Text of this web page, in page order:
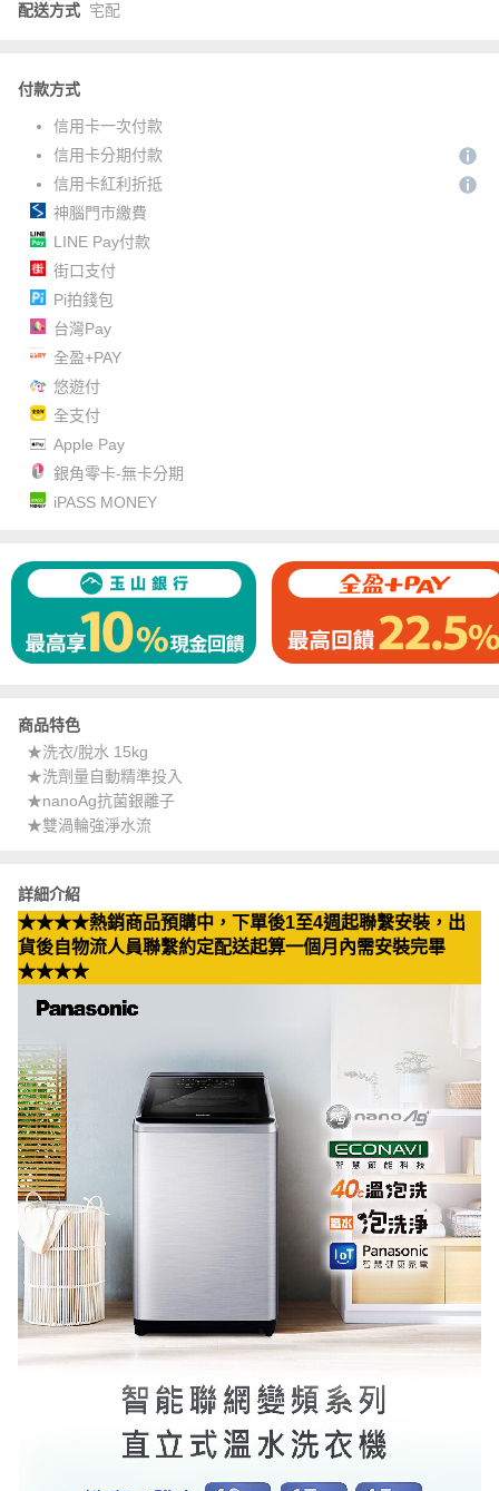
配送方式 宅配
付款方式
信用卡一次付款
信用卡分期付款
信用卡紅利折抵
神腦門市繳費
LINE Pay付款
街口支付
Pi拍錢包
台灣Pay
全盈+PAY
悠遊付
全支付
Apple Pay
銀角零卡-無卡分期
iPASS MONEY
商品特色
★洗衣/脫水 15kg
★洗劑量自動精準投入
★nanoAg抗菌銀離子
★雙渦輪強淨水流
詳細介紹
★★★★熱銷商品預購中，下單後1至4週起聯繫安裝，出
貨後自物流人員聯繫約定配送起算一個月內需安裝完畢
★★★★